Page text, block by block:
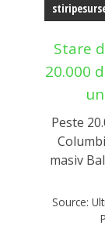
Stare
20.000
Peste
masiv
Source: